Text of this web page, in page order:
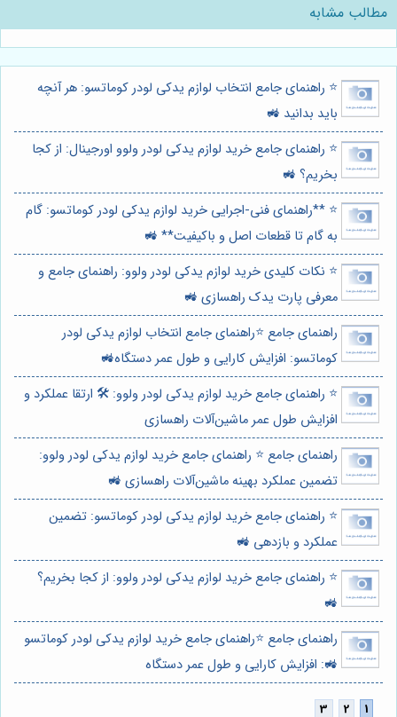
مطالب مشابه
⭐️ راهنمای جامع انتخاب لوازم یدکی لودر کوماتسو: هر آنچه
باید بدانید 🚜
⭐️ راهنمای جامع خرید لوازم یدکی لودر ولوو اورجینال: از کجا
بخریم؟ 🚜
⭐️ **راهنمای فنی-اجرایی خرید لوازم یدکی لودر کوماتسو: گام
به گام تا قطعات اصل و باکیفیت** 🚜
⭐️ نکات کلیدی خرید لوازم یدکی لودر ولوو: راهنمای جامع و
معرفی پارت یدک راهسازی 🚜
راهنمای جامع ⭐️راهنمای جامع انتخاب لوازم یدکی لودر
کوماتسو: افزایش کارایی و طول عمر دستگاه🚜
⭐️ راهنمای جامع خرید لوازم یدکی لودر ولوو: 🛠️ ارتقا عملکرد و
افزایش طول عمر ماشین‌آلات راهسازی
راهنمای جامع ⭐️ راهنمای جامع خرید لوازم یدکی لودر ولوو:
تضمین عملکرد بهینه ماشین‌آلات راهسازی 🚜
⭐️ راهنمای جامع خرید لوازم یدکی لودر کوماتسو: تضمین
عملکرد و بازدهی 🚜
⭐️ راهنمای جامع خرید لوازم یدکی لودر ولوو: از کجا بخریم؟
🚜
راهنمای جامع ⭐️راهنمای جامع خرید لوازم یدکی لودر کوماتسو
🚜: افزایش کارایی و طول عمر دستگاه